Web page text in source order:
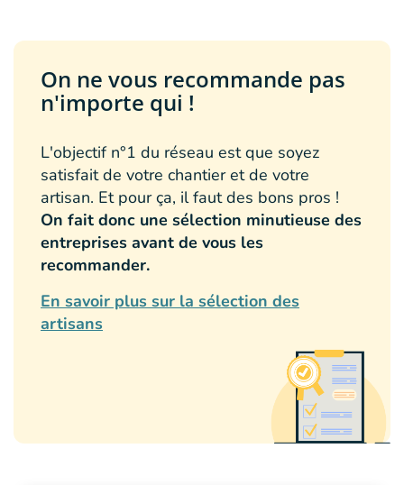
On ne vous recommande pas
n'importe qui !
L'objectif n°1 du réseau est que soyez
satisfait de votre chantier et de votre
artisan. Et pour ça, il faut des bons pros !
On fait donc une sélection minutieuse des
entreprises avant de vous les
recommander.
En savoir plus sur la sélection des
artisans